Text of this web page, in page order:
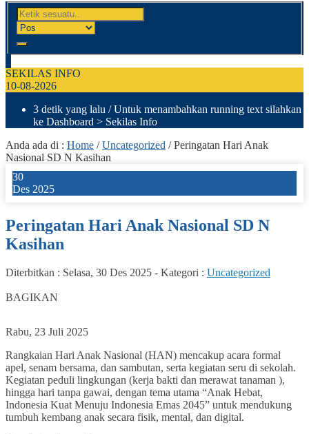
SEKILAS INFO
10-08-2026
3 detik yang lalu / Untuk menambahkan running text silahkan
ke Dashboard > Sekilas Info
Anda ada di : Home /Uncategorized /Peringatan Hari Anak
Nasional SD N Kasihan
30
Des 2025
Peringatan Hari Anak Nasional SD N
Kasihan
Diterbitkan : Selasa, 30 Des 2025 - Kategori : Uncategorized
BAGIKAN
Rabu, 23 Juli 2025
Rangkaian Hari Anak Nasional (HAN) mencakup acara formal
apel, senam bersama, dan sambutan, serta kegiatan seru di sekolah.
Kegiatan peduli lingkungan (kerja bakti dan merawat tanaman ),
hingga hari tanpa gawai, dengan tema utama “Anak Hebat,
Indonesia Kuat Menuju Indonesia Emas 2045” untuk mendukung
tumbuh kembang anak secara fisik, mental, dan digital.